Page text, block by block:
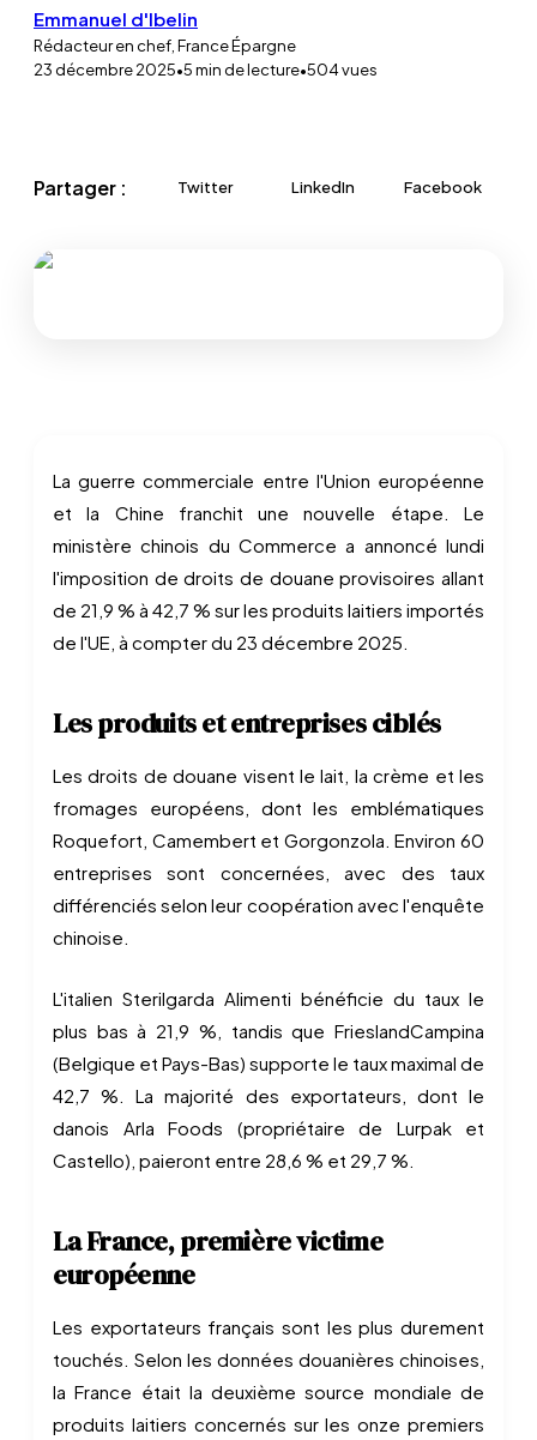
Emmanuel d'Ibelin
Rédacteur en chef, France Épargne
23 décembre 2025•5min de lecture•504vues
Partager : Twitter LinkedIn Facebook
La guerre commerciale entre l'Union européenne
et la Chine franchit une nouvelle étape. Le
ministère chinois du Commerce a annoncé lundi
l'imposition de droits de douane provisoires allant
de 21,9 % à 42,7 % sur les produits laitiers importés
de l'UE, à compter du 23 décembre 2025.
Les produits et entreprises ciblés
Les droits de douane visent le lait, la crème et les
fromages européens, dont les emblématiques
Roquefort, Camembert et Gorgonzola. Environ 60
entreprises sont concernées, avec des taux
différenciés selon leur coopération avec l'enquête
chinoise.
L'italien Sterilgarda Alimenti bénéficie du taux le
plus bas à 21,9 %, tandis que FrieslandCampina
(Belgique et Pays-Bas) supporte le taux maximal de
42,7 %. La majorité des exportateurs, dont le
danois Arla Foods (propriétaire de Lurpak et
Castello), paieront entre 28,6 % et 29,7 %.
La France, première victime
européenne
Les exportateurs français sont les plus durement
touchés. Selon les données douanières chinoises,
la France était la deuxième source mondiale de
produits laitiers concernés sur les onze premiers